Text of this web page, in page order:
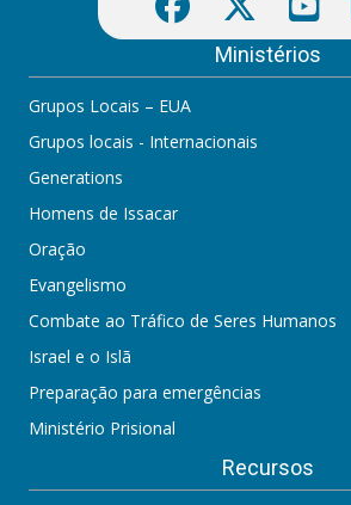
Ministérios
Grupos Locais – EUA
Grupos locais - Internacionais
Generations
Homens de Issacar
Oração
Evangelismo
Combate ao Tráfico de Seres Humanos
Israel e o Islã
Preparação para emergências
Ministério Prisional
Recursos